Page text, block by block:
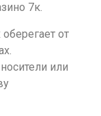
7к.
от
или